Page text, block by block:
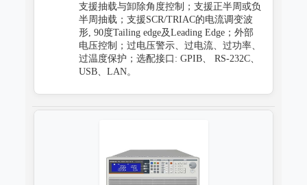
支援抽载与卸除角度控制；支援正半周或负
半周抽载；支援SCR/TRIAC的电流调变波
形, 90度Tailing edge及Leading Edge；外部
电压控制；过电压警示、过电流、过功率、
过温度保护；选配接口: GPIB、 RS-232C、
USB、LAN。